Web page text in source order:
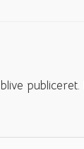
publiceret.